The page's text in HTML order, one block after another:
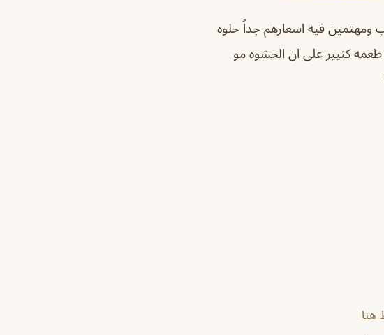
فيه اسعارهم جداً حلوه
كثيير على ان الحشوه مو
هنا